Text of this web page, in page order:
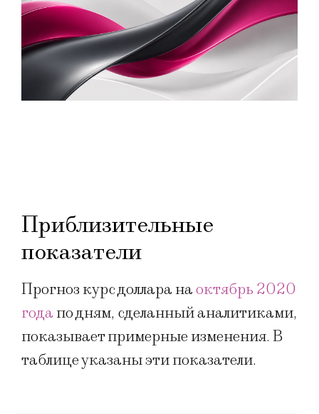
Приблизительные
показатели
Прогноз курс доллара наоктябрь 2020
года по дням, сделанный аналитиками,
показывает примерные изменения. В
таблице указаны эти показатели.